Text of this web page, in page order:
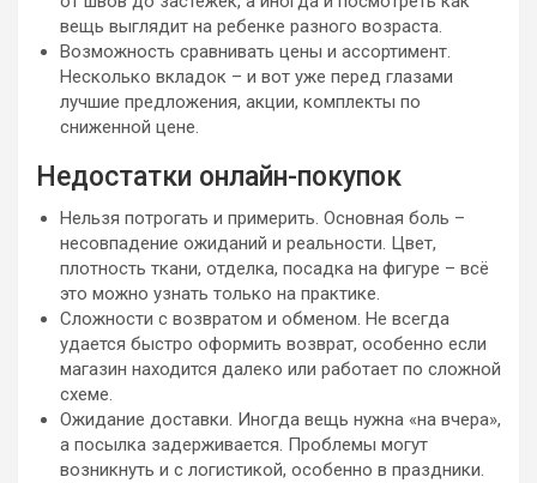
вещь выглядит на ребенке разного возраста.
Возможность сравнивать цены и ассортимент.
Несколько вкладок – и вот уже перед глазами
лучшие предложения, акции, комплекты по
сниженной цене.
Недостатки онлайн-покупок
Нельзя потрогать и примерить. Основная боль –
несовпадение ожиданий и реальности. Цвет,
плотность ткани, отделка, посадка на фигуре – всё
это можно узнать только на практике.
Сложности с возвратом и обменом. Не всегда
удается быстро оформить возврат, особенно если
магазин находится далеко или работает по сложной
схеме.
Ожидание доставки. Иногда вещь нужна «на вчера»,
а посылка задерживается. Проблемы могут
возникнуть и с логистикой, особенно в праздники.